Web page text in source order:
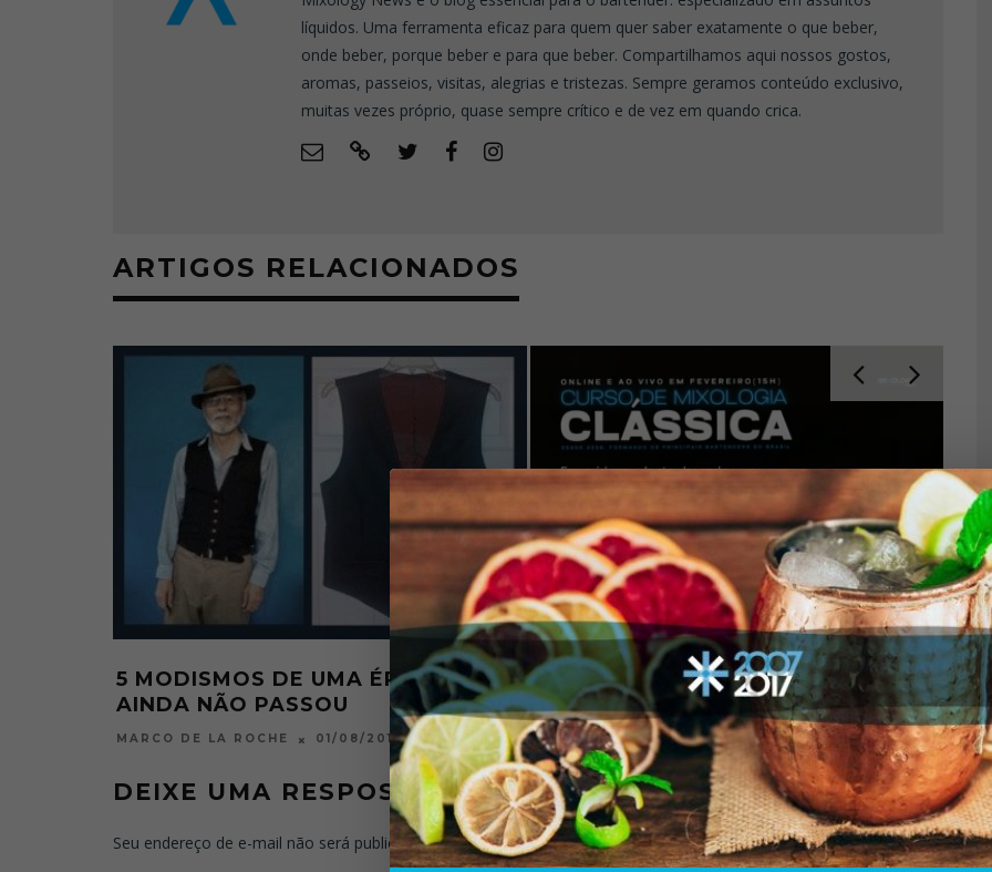
líquidos. Uma ferramenta eficaz para quem quer saber exatamente o que beber,
onde beber, porque beber e para que beber. Compartilhamos aqui nossos gostos,
aromas, passeios, visitas, alegrias e tristezas. Sempre geramos conteúdo exclusivo,
muitas vezes próprio, quase sempre crítico e de vez em quando crica.
ARTIGOS RELACIONADOS
5 MODISMOS DE UMA ÉPOCA QUE
AINDA NÃO PASSOU
MARCO DE LA ROCHE 01/08/2011
CURSO DE MIXOLOGIA CLÁSSICA –
FEVEREIRO DE 2025
MIXOLOGY NEWS 01/02/2025
12
DEIXE UMA RESPOSTA
Seu endereço de e-mail não será publicado.